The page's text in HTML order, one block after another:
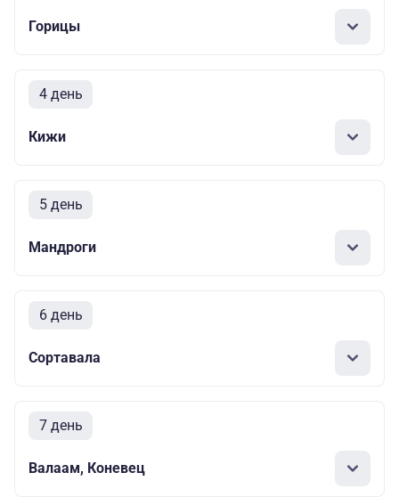
Горицы
4 день
Кижи
5 день
Мандроги
6 день
Сортавала
7 день
Валаам, Коневец